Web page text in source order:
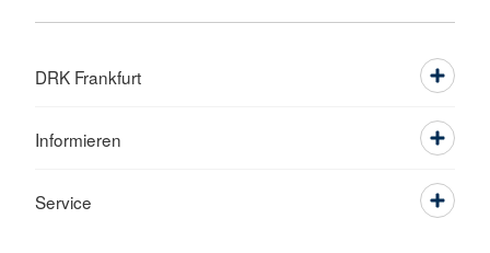
DRK Frankfurt
Informieren
Service